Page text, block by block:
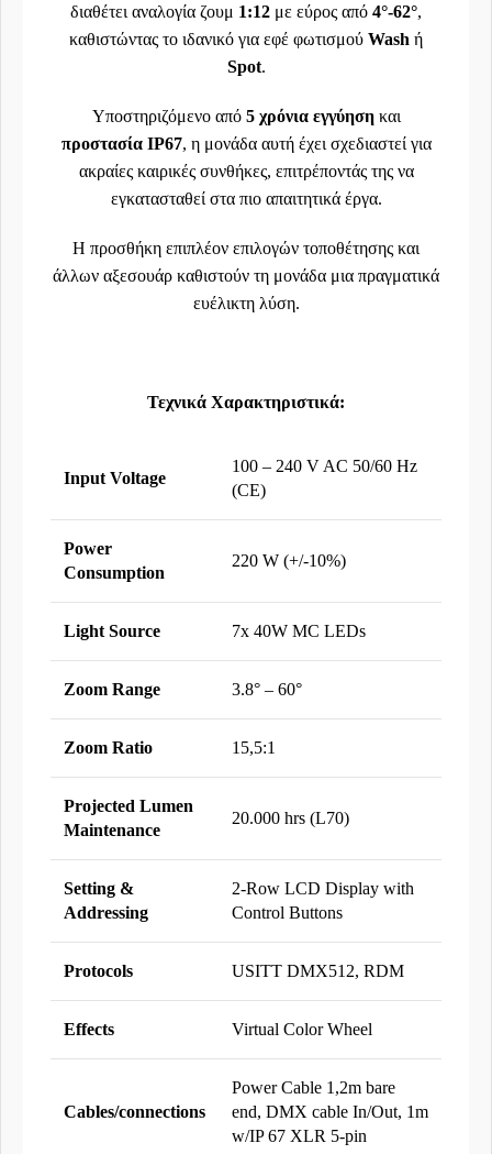
διαθέτει αναλογία ζουμ 1:12 με εύρος από 4°-62°,
καθιστώντας το ιδανικό για εφέ φωτισμού Wash ή
Spot.
Υποστηριζόμενο από 5 χρόνια εγγύησηκαι
προστασία IP67, η μονάδα αυτή έχει σχεδιαστεί για
ακραίες καιρικές συνθήκες, επιτρέποντάς της να
εγκατασταθεί στα πιο απαιτητικά έργα.
Η προσθήκη επιπλέον επιλογών τοποθέτησης και
άλλων αξεσουάρ καθιστούν τη μονάδα μια πραγματικά
ευέλικτη λύση.
Τεχνικά Χαρακτηριστικά:
Input Voltage
100 – 240 V AC 50/60 Hz
(CE)
Power
Consumption
220 W (+/-10%)
Light Source 7x 40W MC LEDs
Zoom Range 3.8° – 60°
Zoom Ratio 15,5:1
Projected Lumen
Maintenance
20.000 hrs (L70)
Setting &
Addressing
2-Row LCD Display with
Control Buttons
Protocols USITT DMX512, RDM
Effects Virtual Color Wheel
Cables/connections
Power Cable 1,2m bare
end, DMX cable In/Out, 1m
w/IP 67 XLR 5-pin